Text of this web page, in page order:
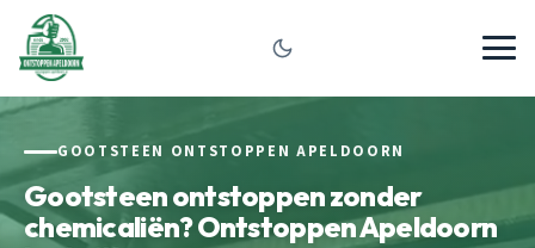
GOOTSTEEN ONTSTOPPEN APELDOORN
Gootsteen ontstoppen zonder
chemicaliën? Ontstoppen Apeldoorn